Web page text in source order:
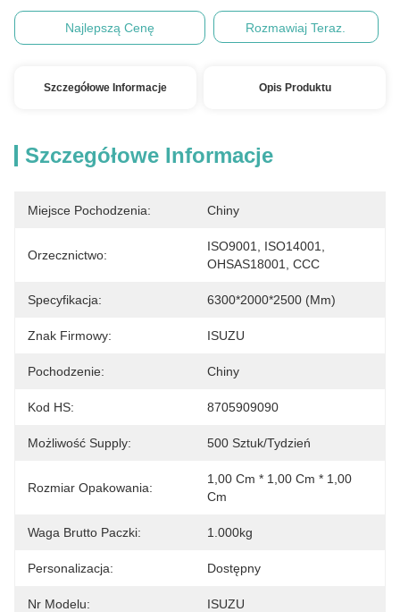
Najlepszą Cenę Rozmawiaj Teraz.
Szczegółowe Informacje Opis Produktu
Szczegółowe Informacje
Miejsce Pochodzenia: Chiny
Orzecznictwo:
ISO9001, ISO14001,
OHSAS18001, CCC
Specyfikacja: 6300*2000*2500 (mm)
Znak Firmowy: ISUZU
Pochodzenie: Chiny
Kod HS: 8705909090
Możliwość Supply: 500 Sztuk/tydzień
Rozmiar Opakowania:
1,00 Cm * 1,00 Cm * 1,00
Cm
Waga Brutto Paczki: 1.000kg
Personalizacja: Dostępny
Nr Modelu: ISUZU